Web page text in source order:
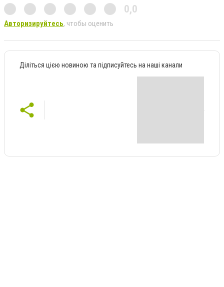
0,0
Авторизируйтесь, чтобы оценить
Діліться цією новиною та підписуйтесь на наші канали